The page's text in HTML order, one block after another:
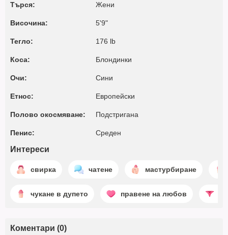
Търся: Жени
Височина: 5'9"
Тегло: 176 lb
Коса: Блондинки
Очи: Сини
Етнос: Европейски
Полово окосмяване: Подстригана
Пенис: Среден
Интереси
свирка чатене мастурбиране
чукане в дупето правене на любов
Коментари (0)